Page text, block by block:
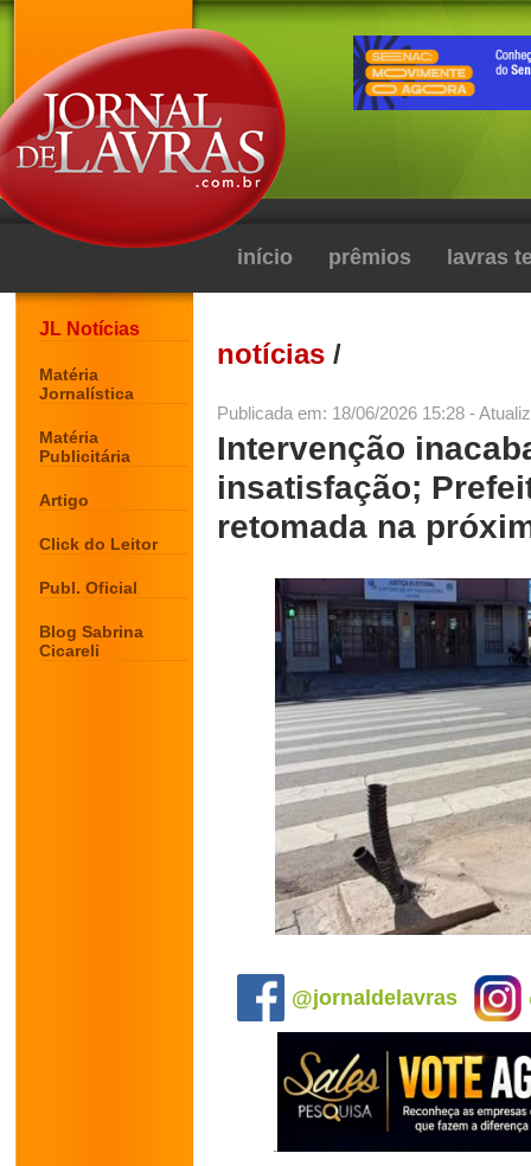
início prêmios lavras
JL Notícias
Matéria
Jornalística
Matéria
Publicitária
Artigo
Click do Leitor
Publ. Oficial
Blog Sabrina
Cicareli
notícias /
Publicada em: 18/06/2026 15:28 -
Intervenção
insatisfação;
retomada na
@jornaldelavras